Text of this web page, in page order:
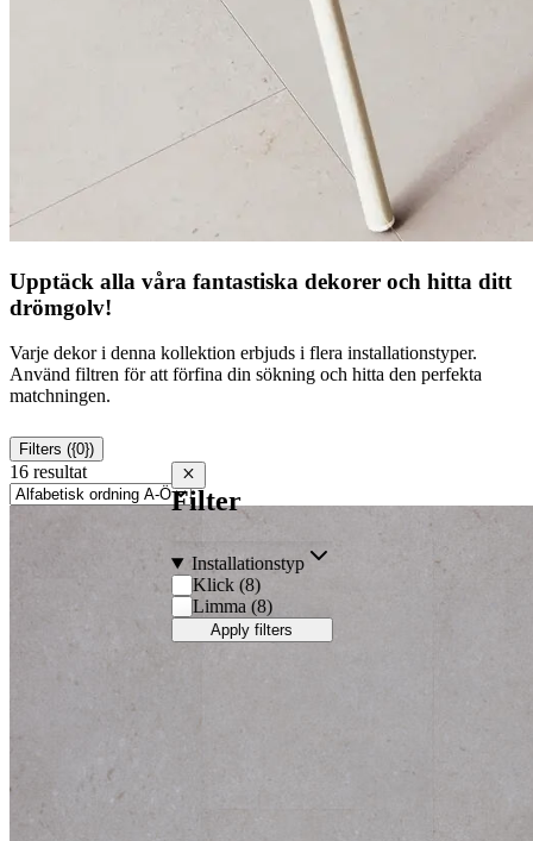
Upptäck alla våra fantastiska dekorer och hitta ditt
drömgolv!
Varje dekor i denna kollektion erbjuds i flera installationstyper.
Använd filtren för att förfina din sökning och hitta den perfekta
matchningen.
Filters ({0})
Close filters
Filter
Installations­typ
Klick(8)
Limma (8)
Apply filters
16 resultat